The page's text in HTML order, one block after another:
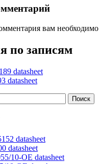
вам необходимо
по записям
datasheet
datasheet
datasheet
datasheet
10-OE datasheet